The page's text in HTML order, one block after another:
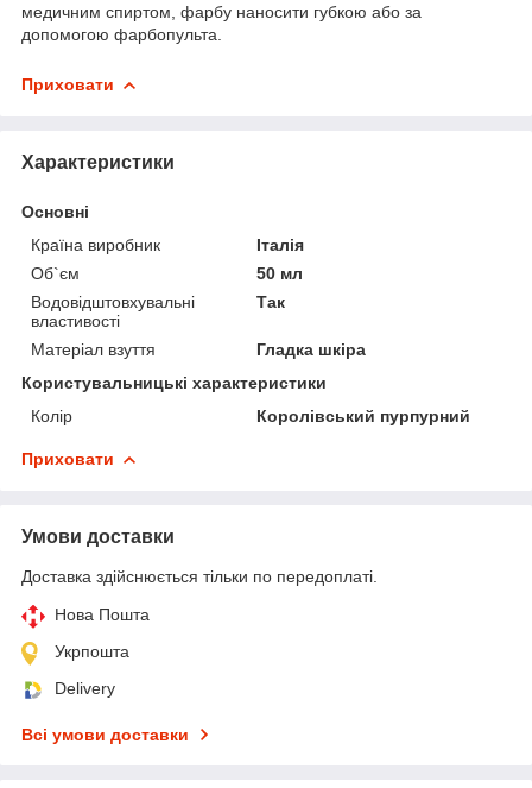
медичним спиртом, фарбу наносити губкою або за
допомогою фарбопульта.
Приховати
Характеристики
Основні
Країна виробник
Італія
Об`єм
50 мл
Водовідштовхувальні
властивості
Так
Матеріал взуття
Гладка шкіра
Користувальницькі характеристики
Колір
Королівський пурпурний
Приховати
Умови доставки
Доставка здійснюється тільки по передоплаті.
Нова Пошта
Укрпошта
Delivery
Всі умови доставки